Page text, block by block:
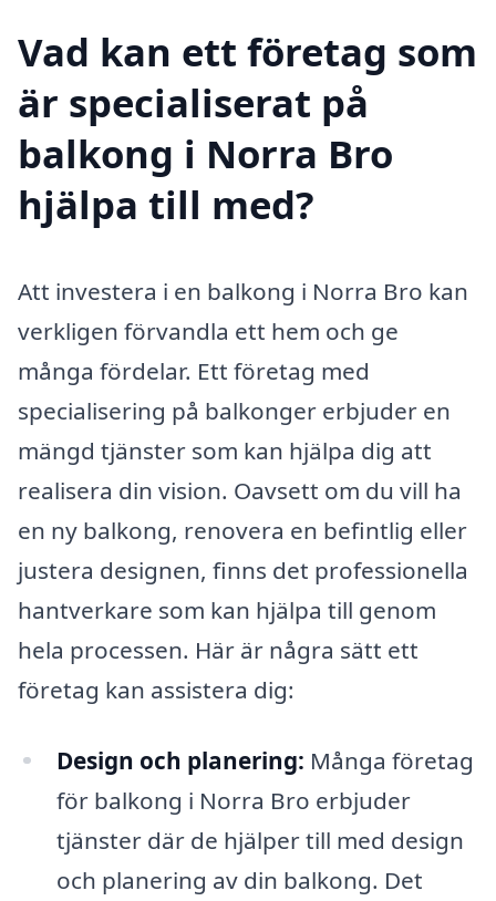
Vad kan ett företag som
är specialiserat på
balkong i Norra Bro
hjälpa till med?
Att investera i en balkong i Norra Bro kan
verkligen förvandla ett hem och ge
många fördelar. Ett företag med
specialisering på balkonger erbjuder en
mängd tjänster som kan hjälpa dig att
realisera din vision. Oavsett om du vill ha
en ny balkong, renovera en befintlig eller
justera designen, finns det professionella
hantverkare som kan hjälpa till genom
hela processen. Här är några sätt ett
företag kan assistera dig:
Design och planering: Många företag
för balkong i Norra Bro erbjuder
tjänster där de hjälper till med design
och planering av din balkong. Det